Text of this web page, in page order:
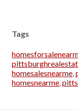
Tags
homesalesnearme,
homesnearme,